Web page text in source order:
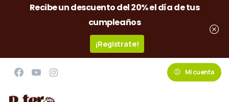
Recibe un descuento del 20% el día de tus
cumpleaños
¡Registrate!
Mi cuenta